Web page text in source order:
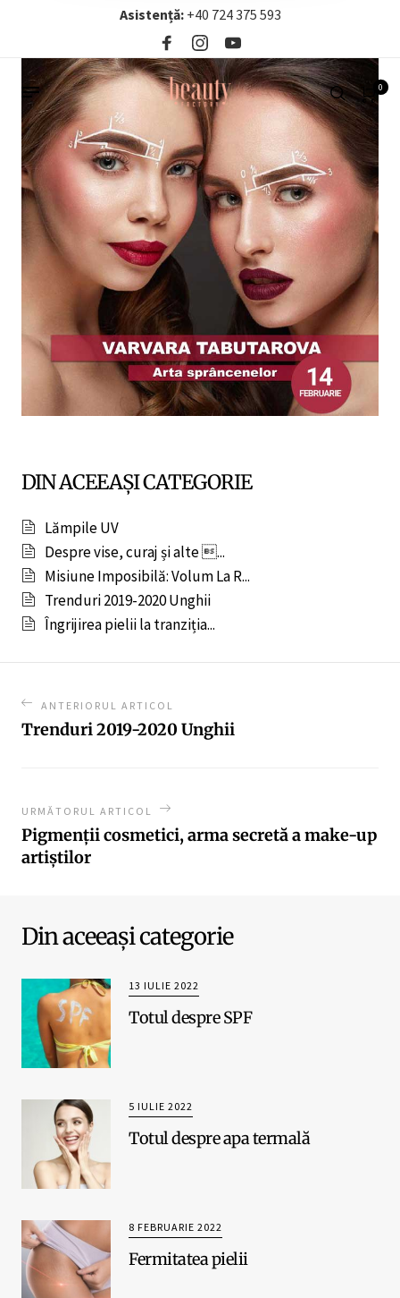
Asistență: +40 724 375 593‬
0
DIN ACEEAȘI CATEGORIE
Lămpile UV
Despre vise, curaj și alte ...
Misiune Imposibilă: Volum La R...
Trenduri 2019-2020 Unghii
Îngrijirea pielii la tranziția...
ANTERIORUL ARTICOL
Trenduri 2019-2020 Unghii
URMĂTORUL ARTICOL
Pigmenții cosmetici, arma secretă a make-up
artiștilor
Din aceeași categorie
13 IULIE 2022
Totul despre SPF
5 IULIE 2022
Totul despre apa termală
8 FEBRUARIE 2022
Fermitatea pielii